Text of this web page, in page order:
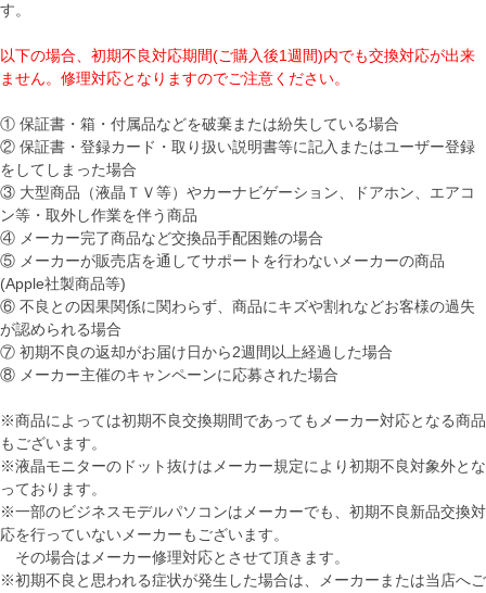
す。
以下の場合、初期不良対応期間(ご購入後1週間)内でも交換対応が出来
ません。修理対応となりますのでご注意ください。
① 保証書・箱・付属品などを破棄または紛失している場合
② 保証書・登録カード・取り扱い説明書等に記入またはユーザー登録
をしてしまった場合
③ 大型商品（液晶ＴＶ等）やカーナビゲーション、ドアホン、エアコ
ン等・取外し作業を伴う商品
④ メーカー完了商品など交換品手配困難の場合
⑤ メーカーが販売店を通してサポートを行わないメーカーの商品
(Apple社製商品等)
⑥ 不良との因果関係に関わらず、商品にキズや割れなどお客様の過失
が認められる場合
⑦ 初期不良の返却がお届け日から2週間以上経過した場合
⑧ メーカー主催のキャンペーンに応募された場合
※商品によっては初期不良交換期間であってもメーカー対応となる商品
もございます。
※液晶モニターのドット抜けはメーカー規定により初期不良対象外とな
っております。
※一部のビジネスモデルパソコンはメーカーでも、初期不良新品交換対
応を行っていないメーカーもございます。
その場合はメーカー修理対応とさせて頂きます。
※初期不良と思われる症状が発生した場合は、メーカーまたは当店へご